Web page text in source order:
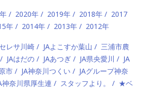
2020年 2019年 2018年
2017
年 2014年 2013年 2012年
レサ川崎 JAよこすか葉山
三浦市農
JAはだの JAあつぎ JA県央愛川
JA
市 JA神奈川つくい
JAグループ神奈
神奈川県厚生連 スタッフより。
★ベ